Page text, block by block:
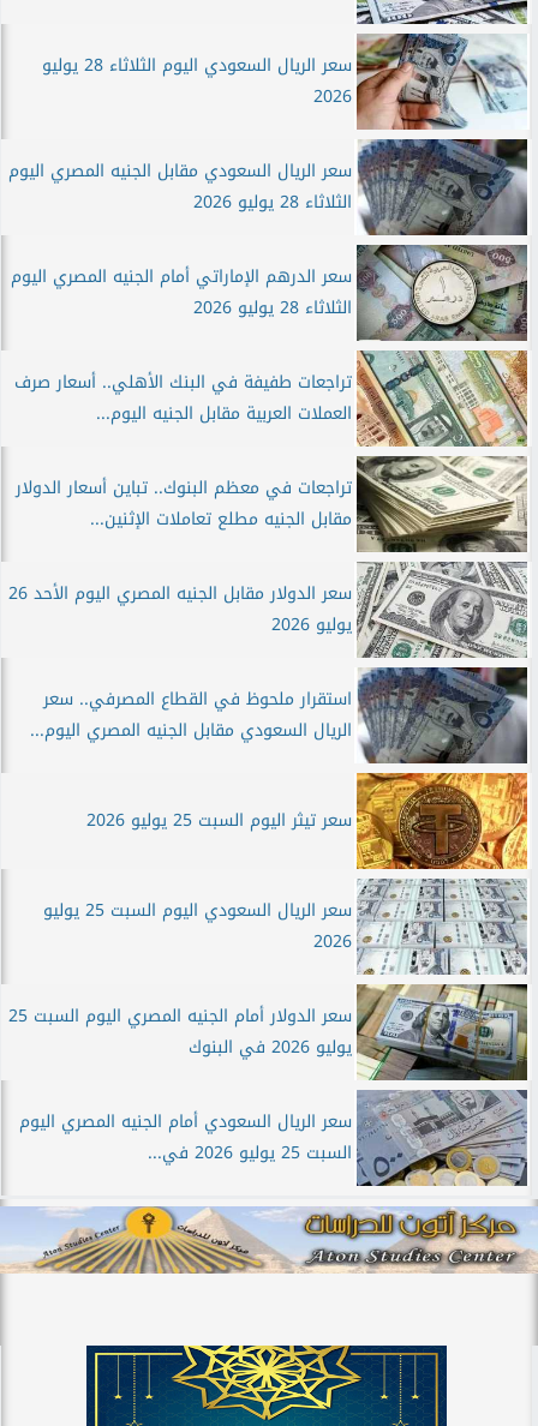
سعر الريال السعودي اليوم الثلاثاء 28 يوليو
2026
سعر الريال السعودي مقابل الجنيه المصري اليوم
الثلاثاء 28 يوليو 2026
سعر الدرهم الإماراتي أمام الجنيه المصري اليوم
الثلاثاء 28 يوليو 2026
تراجعات طفيفة في البنك الأهلي.. أسعار صرف
العملات العربية مقابل الجنيه اليوم...
تراجعات في معظم البنوك.. تباين أسعار الدولار
مقابل الجنيه مطلع تعاملات الإثنين...
سعر الدولار مقابل الجنيه المصري اليوم الأحد 26
يوليو 2026
استقرار ملحوظ في القطاع المصرفي.. سعر
الريال السعودي مقابل الجنيه المصري اليوم...
سعر تيثر اليوم السبت 25 يوليو 2026
سعر الريال السعودي اليوم السبت 25 يوليو
2026
سعر الدولار أمام الجنيه المصري اليوم السبت 25
يوليو 2026 في البنوك
سعر الريال السعودي أمام الجنيه المصري اليوم
السبت 25 يوليو 2026 في...